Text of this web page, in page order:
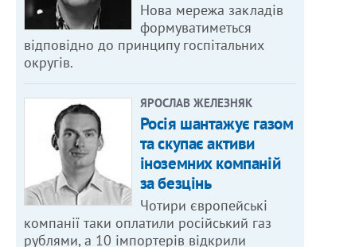
Нова мережа закладів
формуватиметься
відповідно до принципу госпітальних
округів.
ЯРОСЛАВ ЖЕЛЕЗНЯК
Росія шантажує газом
та скупає активи
іноземних компаній
за безцінь
Чотири європейські
компанії таки оплатили російський газ
рублями, а 10 імпортерів відкрили